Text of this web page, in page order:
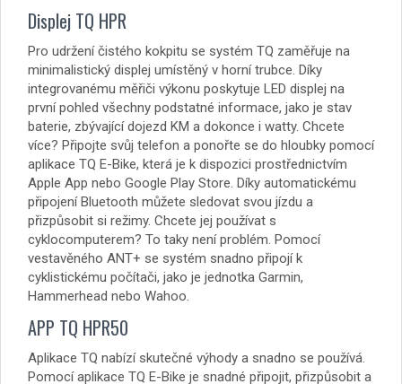
Displej TQ HPR
Pro udržení čistého kokpitu se systém TQ zaměřuje na
minimalistický displej umístěný v horní trubce. Díky
integrovanému měřiči výkonu poskytuje LED displej na
první pohled všechny podstatné informace, jako je stav
baterie, zbývající dojezd KM a dokonce i watty. Chcete
více? Připojte svůj telefon a ponořte se do hloubky pomocí
aplikace TQ E-Bike, která je k dispozici prostřednictvím
Apple App nebo Google Play Store. Díky automatickému
připojení Bluetooth můžete sledovat svou jízdu a
přizpůsobit si režimy. Chcete jej používat s
cyklocomputerem? To taky není problém. Pomocí
vestavěného ANT+ se systém snadno připojí k
cyklistickému počítači, jako je jednotka Garmin,
Hammerhead nebo Wahoo.
APP TQ HPR50
Aplikace TQ nabízí skutečné výhody a snadno se používá.
Pomocí aplikace TQ E-Bike je snadné připojit, přizpůsobit a